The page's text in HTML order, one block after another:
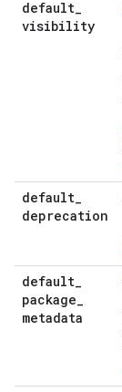
default_
visibility
default_
deprecation
default_
package_
metadata